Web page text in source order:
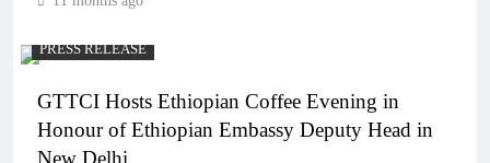
PRESS RELEASE
GTTCI Hosts Ethiopian Coffee Evening in
Honour of Ethiopian Embassy Deputy Head in
New Delhi